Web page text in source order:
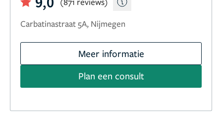
Carbatinastraat 5A, Nijmegen
Meer informatie
Plan een consult